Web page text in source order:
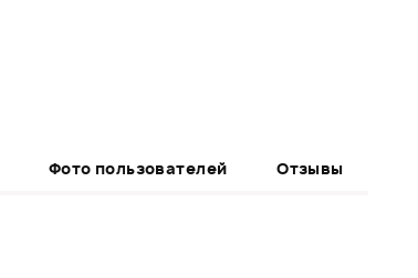
Фото пользователей Отзывы